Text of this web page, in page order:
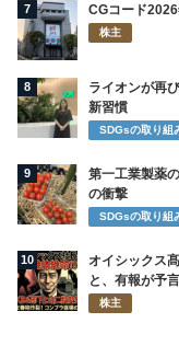
7 CGコード
株主
8
ライオンが再
新習慣
SDGsの取り組
9
第一工業製薬
の衝撃
SDGsの取り組
10
オイシックス
と、有報が予
株主